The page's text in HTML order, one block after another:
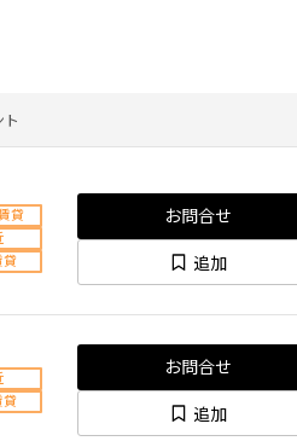
貸
貸
お問合せ
追加
貸
お問合せ
追加